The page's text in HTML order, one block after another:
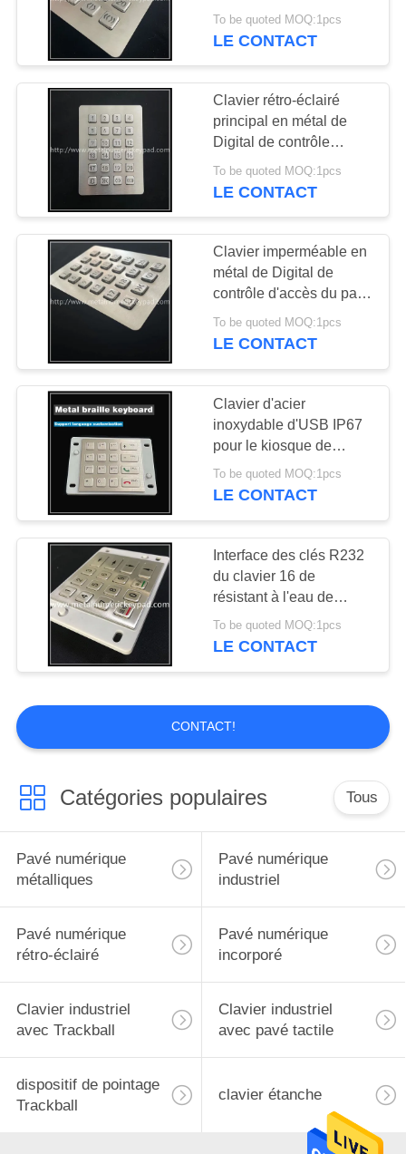
rétro-éclairés de vandale
de la matrice 4x6
To be quoted MOQ:1pcs
LE CONTACT
Clavier rétro-éclairé
principal en métal de
Digital de contrôle
d'accès de clavier
numérique d'ODM 24
To be quoted MOQ:1pcs
LE CONTACT
Clavier imperméable en
métal de Digital de
contrôle d'accès du pavé
IP65 numérique
To be quoted MOQ:1pcs
LE CONTACT
Clavier d'acier
inoxydable d'USB IP67
pour le kiosque de
l'information de tache
aveugle
To be quoted MOQ:1pcs
LE CONTACT
Interface des clés R232
du clavier 16 de
résistant à l'eau de
clavier numérique d'IP67
4x4 Matrix
To be quoted MOQ:1pcs
LE CONTACT
CONTACT!
Catégories populaires Tous
Pavé numérique
métalliques
Pavé numérique
industriel
Pavé numérique
rétro-éclairé
Pavé numérique
incorporé
Clavier industriel
avec Trackball
Clavier industriel
avec pavé tactile
dispositif de pointage
Trackball
clavier étanche